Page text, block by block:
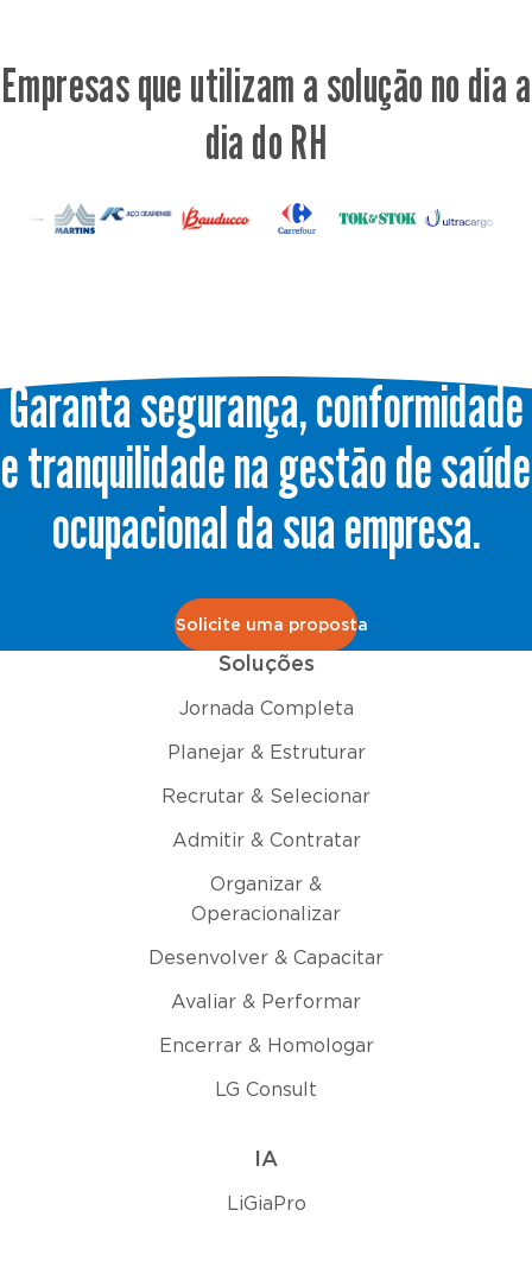
Empresas que utilizam a solução no dia a
dia do RH
Garanta segurança, conformidade
e tranquilidade na gestão de saúde
ocupacional da sua empresa.
Solicite uma proposta
Soluções
Jornada Completa
Planejar & Estruturar
Recrutar & Selecionar
Admitir & Contratar
Organizar &
Operacionalizar
Desenvolver & Capacitar
Avaliar & Performar
Encerrar & Homologar
LG Consult
IA
LiGiaPro